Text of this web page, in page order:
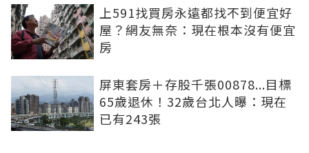
上591找買房永遠都找不到便宜好
屋？網友無奈：現在根本沒有便宜
房
屏東套房＋存股千張00878...目標
65歲退休！32歲台北人曝：現在
已有243張